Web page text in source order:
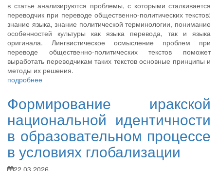
в статье анализируются проблемы, с которыми сталкивается
переводчик при переводе общественно-политических текстов:
знание языка, знание политической терминологии, понимание
особенностей культуры как языка перевода, так и языка
оригинала. Лингвистическое осмысление проблем при
переводе общественно-политических текстов поможет
выработать переводчикам таких текстов основные принципы и
методы их решения.
подробнее
Формирование иракской
национальной идентичности
в образовательном процессе
в условиях глобализации